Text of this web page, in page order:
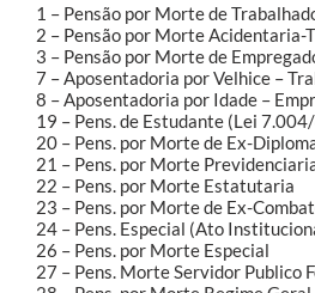
1 – Pensão por Morte de
2 – Pensão por Morte Acidentaria-
3 – Pensão por Morte de
7 – Aposentadoria por Velhice –
8 – Aposentadoria por Idade –
19 – Pens. de Estudante (Lei
20 – Pens. por Morte de Ex-
21 – Pens. por Morte
22 – Pens. por Morte Estatutaria
23 – Pens. por Morte de Ex-
24 – Pens. Especial (Ato
26 – Pens. por Morte Especial
27 – Pens. Morte Servidor Publico